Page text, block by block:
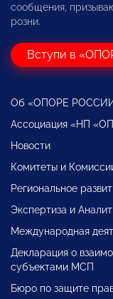
сообщения,
розни.
Вступи в
Об «ОПОРЕ
Ассоциация «НП
Новости
Комитеты и
Региональное
Экспертиза и
Международная
Декларация о
субъектами МСП
Бюро по защите